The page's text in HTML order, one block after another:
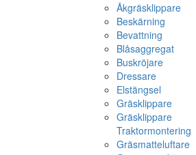
Åkgräsklippare
Beskärning
Bevattning
Blåsaggregat
Buskröjare
Dressare
Elstängsel
Gräsklippare
Gräsklippare
Traktormontering
Gräsmatteluftare